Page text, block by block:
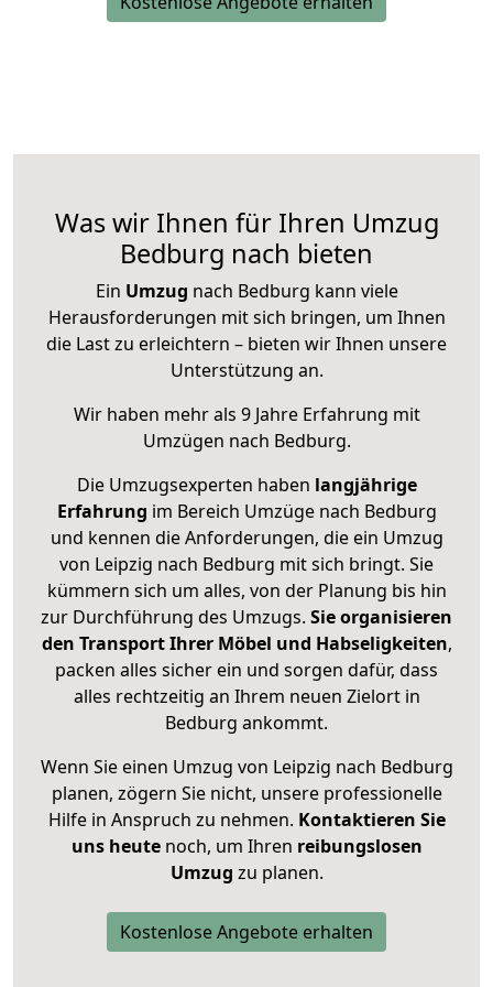
Was wir Ihnen für Ihren Umzug
Bedburg nach bieten
Ein Umzug nach Bedburg kann viele
Herausforderungen mit sich bringen, um Ihnen
die Last zu erleichtern – bieten wir Ihnen unsere
Unterstützung an.
Wir haben mehr als 9 Jahre Erfahrung mit
Umzügen nach Bedburg.
Die Umzugsexperten haben langjährige
Erfahrung im Bereich Umzüge nach Bedburg
und kennen die Anforderungen, die ein Umzug
von Leipzig nach Bedburg mit sich bringt. Sie
kümmern sich um alles, von der Planung bis hin
zur Durchführung des Umzugs. Sie organisieren
den Transport Ihrer Möbel und Habseligkeiten,
packen alles sicher ein und sorgen dafür, dass
alles rechtzeitig an Ihrem neuen Zielort in
Bedburg ankommt.
Wenn Sie einen Umzug von Leipzig nach Bedburg
planen, zögern Sie nicht, unsere professionelle
Hilfe in Anspruch zu nehmen. Kontaktieren Sie
uns heutenoch, um Ihren reibungslosen
Umzug zu planen.
Kostenlose Angebote erhalten